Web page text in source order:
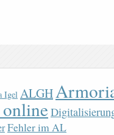
Igel ALGH
Fehler im AL